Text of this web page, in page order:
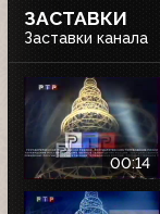
ЗАСТАВКИ
Заставки канала
00:14